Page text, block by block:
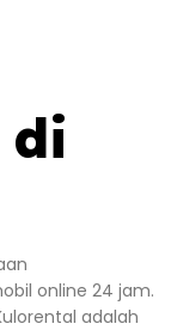
di
online 24 jam.
adalah